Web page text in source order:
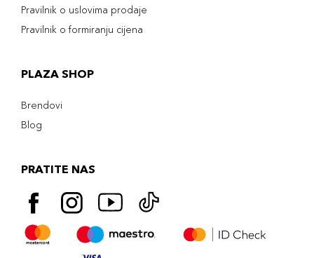
Pravilnik o uslovima prodaje
Pravilnik o formiranju cijena
PLAZA SHOP
Brendovi
Blog
PRATITE NAS